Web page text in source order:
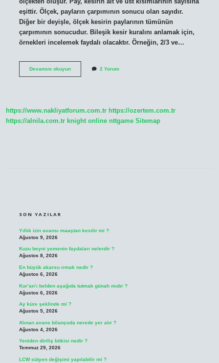
eşittir. Ölçek, payların çarpımının sonucu olan sayıdır.
Diğer bir deyişle, ölçek kesirin paylarının tümünün
çarpımının sonucudur. Bileşik kesir kuralını anlamak için,
örnekleri incelemek faydalı olacaktır. Örneğin, 2/3 ve…
Devamını okuyunBileşik
kesir
2 Yorum
https://www.nakliyatforum.com.tr https://ozertem.com.tr
https://alnila.com.tr knight online nttgame Sitemap
SON YAZILAR
Yıllık izin avansı maaştan kesilir mi ?
Ağustos 9, 2026
Kuzu beyni yemenin faydaları nelerdir ?
Ağustos 8, 2026
En büyük akarsu ırmak nedir ?
Ağustos 6, 2026
Kur’an’ı belden aşağıda tutmak günah mıdır ?
Ağustos 6, 2026
Ay küre şeklinde mi ?
Ağustos 5, 2026
Alınan avans bilançoda nerede yer alır ?
Ağustos 4, 2026
Yeniden diriliş bitkisi nedir ?
Temmuz 29, 2026
LCW sütyen değişimi yapılabilir mi ?